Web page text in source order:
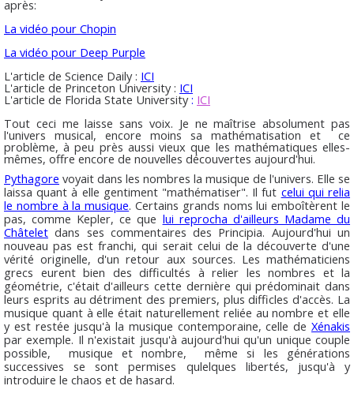
après:
La vidéo pour Chopin
La vidéo pour Deep Purple
L'article de Science Daily : ICI
L'article de Princeton University : ICI
L'article de Florida State University: ICI
Tout ceci me laisse sans voix. Je ne maîtrise absolument pas
l'univers musical, encore moins sa mathématisation et ce
problème, à peu près aussi vieux que les mathématiques elles-
mêmes, offre encore de nouvelles découvertes aujourd'hui.
Pythagore voyait dans les nombres la musique de l'univers. Elle se
laissa quant à elle gentiment "mathématiser". Il fut celui qui relia
le nombre à la musique. Certains grands noms lui emboîtèrent le
pas, comme Kepler, ce que lui reprocha d'ailleurs Madame du
Châtelet dans ses commentaires des Principia. Aujourd'hui un
nouveau pas est franchi, qui serait celui de la découverte d'une
vérité originelle, d'un retour aux sources. Les mathématiciens
grecs eurent bien des difficultés à relier les nombres et la
géométrie, c'était d'ailleurs cette dernière qui prédominait dans
leurs esprits au détriment des premiers, plus difficles d'accès. La
musique quant à elle était naturellement reliée au nombre et elle
y est restée jusqu'à la musique contemporaine, celle de Xénakis
par exemple. Il n'existait jusqu'à aujourd'hui qu'un unique couple
possible, musique et nombre, même si les générations
successives se sont permises qulelques libertés, jusqu'à y
introduire le chaos et de hasard.